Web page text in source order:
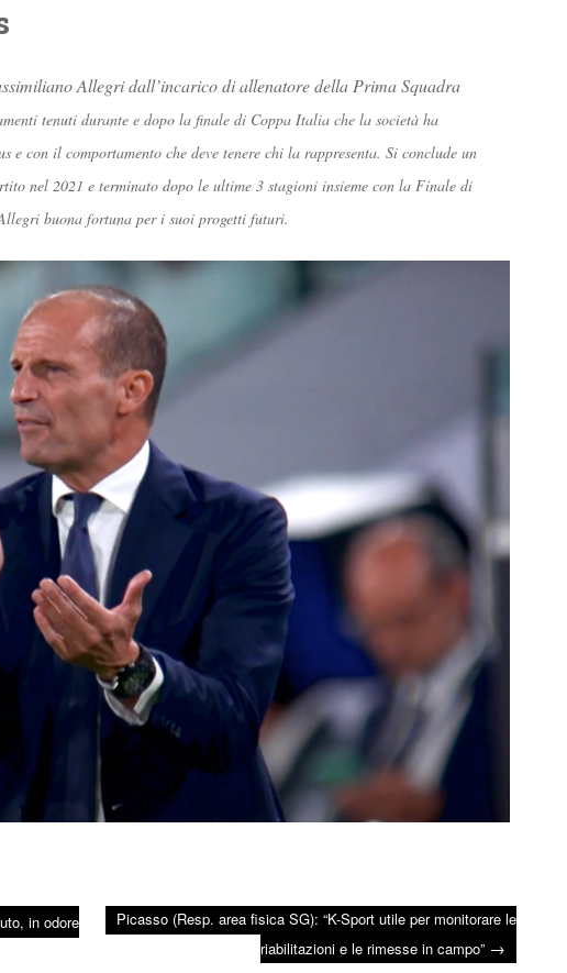
Allegri dall’incarico di allenatore della Prima Squadra
tenuti durante e dopo la finale di Coppa Italia che la società ha
con il comportamento che deve tenere chi la rappresenta. Si conclude un
nel 2021 e terminato dopo le ultime 3 stagioni insieme con la Finale di
buona fortuna per i suoi progetti futuri.
in odore
Picasso (Resp. area fisica SG): “K-Sport utile per monitorare le
riabilitazioni e le rimesse in campo” →